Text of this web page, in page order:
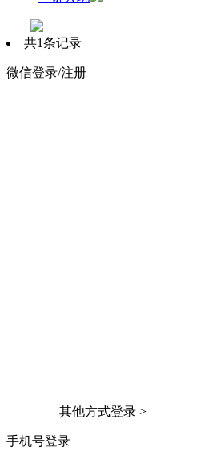
共1条记录
微信登录/注册
其他方式登录 >
手机号登录